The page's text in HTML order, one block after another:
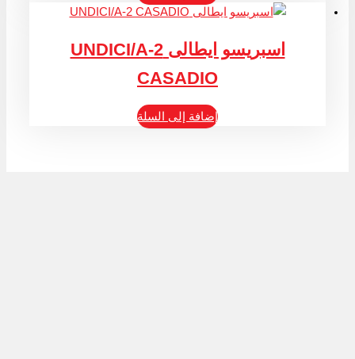
اسبريسو ايطالى UNDICI/A-2
CASADIO
إضافة إلى السلة